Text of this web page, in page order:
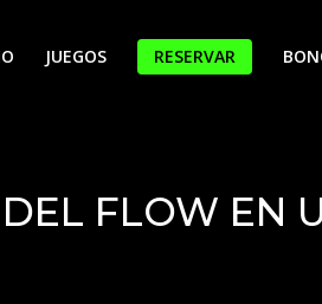
JUEGOS RESERVAR
FLOW EN